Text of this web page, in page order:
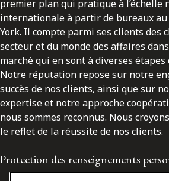
premier plan qui pratique à l’échelle
internationale à partir de bureaux au
York. Il compte parmi ses clients des
secteur et du monde des affaires
marché qui en sont à diverses étapes
Notre réputation repose sur notre
succès de nos clients, ainsi que sur
expertise et notre approche
nous sommes reconnus. Nous
le reflet de la réussite de nos clients.
Protection des renseignements